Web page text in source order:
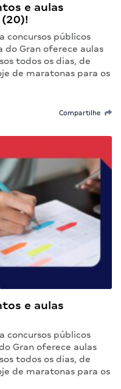
e aulas
concursos públicos
do Gran oferece aulas
todos os dias, de
de maratonas para os
Compartilhe
e aulas
concursos públicos
Gran oferece aulas
todos os dias, de
de maratonas para os